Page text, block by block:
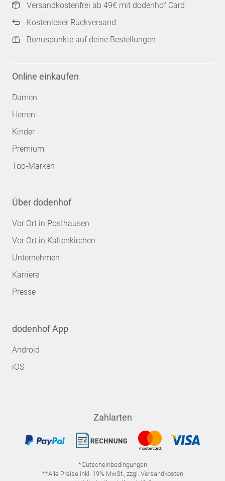
Versandkostenfrei ab 49€ mit dodenhof Card
Kostenloser Rückversand
Bonuspunkte auf deine Bestellungen
Online einkaufen
Damen
Herren
Kinder
Premium
Top-Marken
Über dodenhof
Vor Ort in Posthausen
Vor Ort in Kaltenkirchen
Unternehmen
Karriere
Presse
dodenhof App
Android
iOS
Zahlarten
*Gutscheinbedingungen
**Alle Preise inkl. 19% MwSt., zzgl. Versandkosten